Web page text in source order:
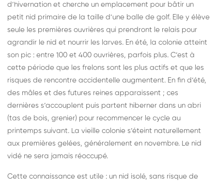
d’hivernation et cherche un emplacement pour bâtir un
petit nid primaire de la taille d’une balle de golf. Elle y élève
seule les premières ouvrières qui prendront le relais pour
agrandir le nid et nourrir les larves. En été, la colonie atteint
son pic : entre 100 et 400 ouvrières, parfois plus. C’est à
cette période que les frelons sont les plus actifs et que les
risques de rencontre accidentelle augmentent. En fin d’été,
des mâles et des futures reines apparaissent ; ces
dernières s’accouplent puis partent hiberner dans un abri
(tas de bois, grenier) pour recommencer le cycle au
printemps suivant. La vieille colonie s’éteint naturellement
aux premières gelées, généralement en novembre. Le nid
vidé ne sera jamais réoccupé.
Cette connaissance est utile : un nid isolé, sans risque de